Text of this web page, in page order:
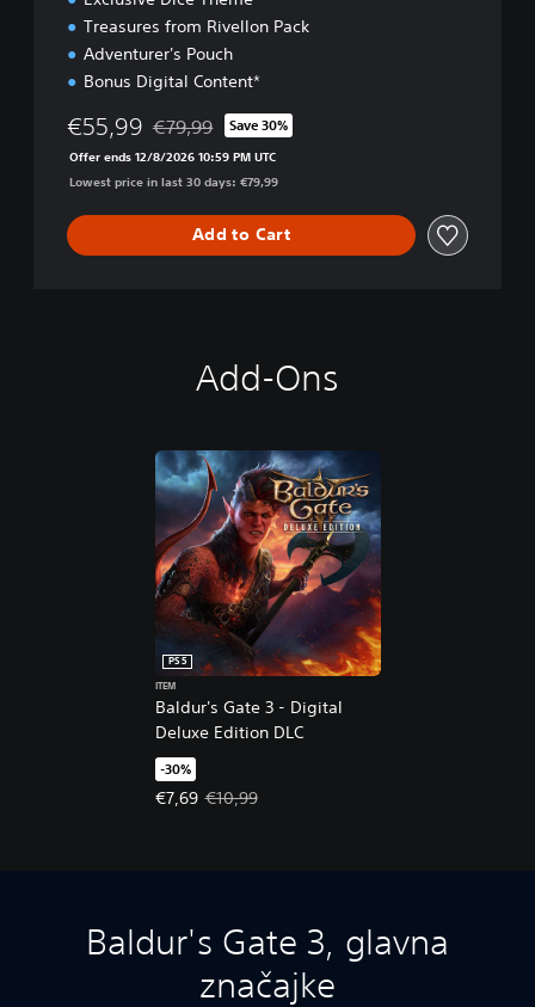
Treasures from Rivellon Pack
Adventurer's Pouch
Bonus Digital Content*
€55,99 Discounted from original price of €79,99
€79,99 Save 30%
Offer ends 12/8/2026 10:59 PM UTC
Lowest price in last 30 days: €79,99
Add to Cart
Add-Ons
Baldur's Gate 3 - Digital
Deluxe Edition DLC
PS5
ITEM
-30%
€7,69
Offer price, €7,69. Original price, €10,99.
€10,99
Baldur's Gate 3, glavna
značajke